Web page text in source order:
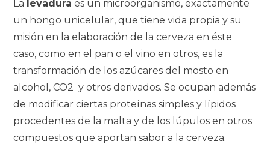
La levadura es un microorganismo, exactamente
un hongo unicelular, que tiene vida propia y su
misión en la elaboración de la cerveza en éste
caso, como en el pan o el vino en otros, es la
transformación de los azúcares del mosto en
alcohol, CO2 y otros derivados.Se ocupan además
de modificar ciertas proteínas simples y lípidos
procedentes de la malta y de los lúpulos en otros
compuestos que aportan sabor a la cerveza.